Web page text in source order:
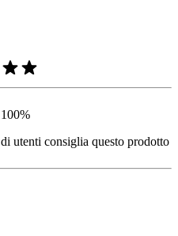
100%
di utenti consiglia questo prodotto